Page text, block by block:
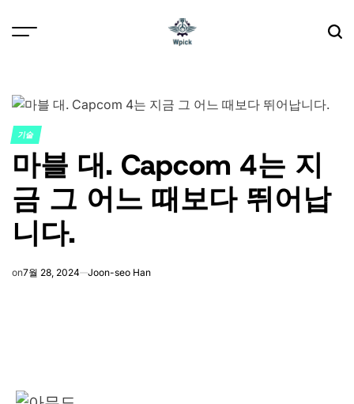
POSTED
IN
기술
마블 대. Capcom 4는 지
금 그 어느 때보다 뛰어납
니다.
on7월 28, 2024 Joon-seo Han